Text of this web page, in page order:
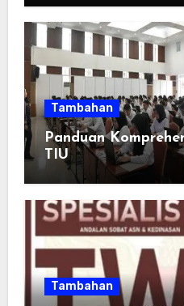
Tambahan
Panduan
TIU
Tambahan